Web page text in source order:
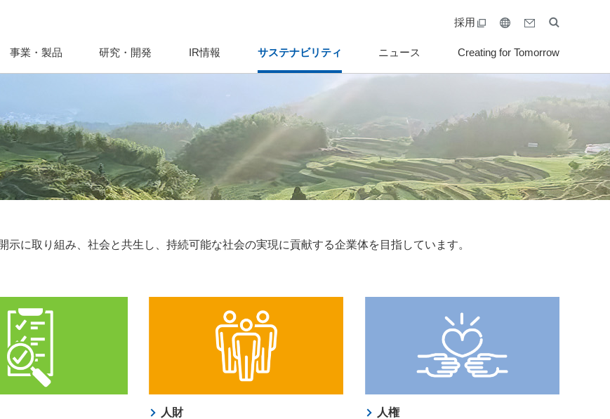
採用
事業・製品 研究・開発 IR情報 サステナビリティ ニュース Creating for Tomorrow
に取り組み、社会と共生し、持続可能な社会の実現に貢献する企業体を目指しています。
人財 人権